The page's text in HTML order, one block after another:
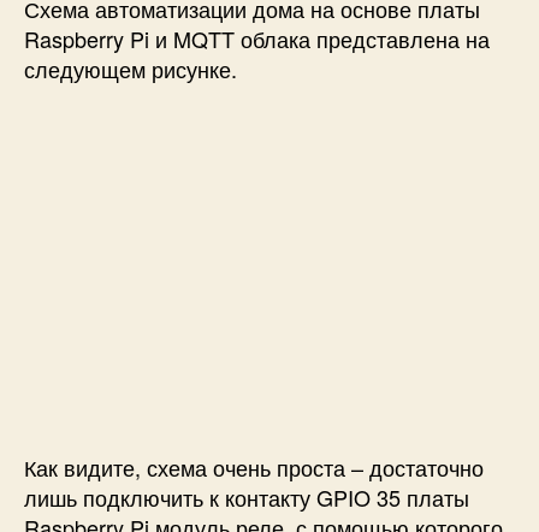
Схема автоматизации дома на основе платы
Raspberry Pi и MQTT облака представлена на
следующем рисунке.
Как видите, схема очень проста – достаточно
лишь подключить к контакту GPIO 35 платы